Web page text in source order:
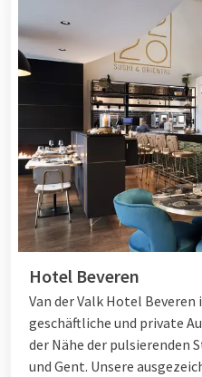
Hotel Beveren
Van der Valk Hotel
geschäftliche und private
der Nähe der pulsierenden
und Gent. Unsere